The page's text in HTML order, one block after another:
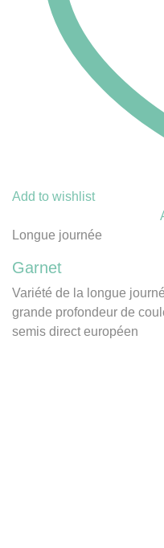
Add to wishlist
Longue journée
Garnet
Variété de la longue
grande profondeur de
semis direct européen